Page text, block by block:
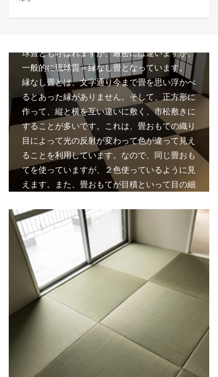
縁なし畳
球畳とも呼ばれますが、厳密には違いますが、
一般的に琉球畳＝縁なし畳となっています。
縁なし畳とは、文字通り今まで畳を思い浮かべ
るとあった縁がありません。そして、正方形に
作って、縦と横を互い違いに敷く、市松敷きに
することが多いです。これは、畳おもての織り
目によって光の反射が変わって色が違って見え
ることを利用しています。なので、同じ畳おも
てを使っていますが、２色使っているように見
えます。また、畳おもてが目積といって目の細
す。縁なし畳が作りやすいように、折りやすい
ように、細かい織になっています。